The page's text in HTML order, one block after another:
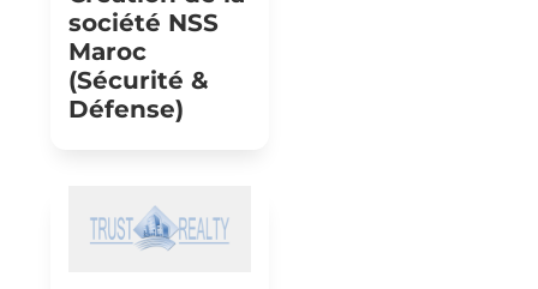
société NSS
Maroc
(Sécurité &
Défense)